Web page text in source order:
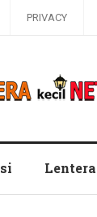
PRIVACY